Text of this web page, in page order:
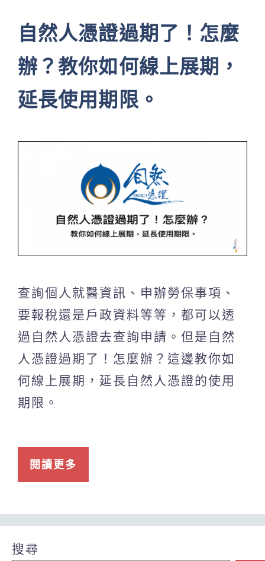
自然人憑證過期了！怎麼
辦？教你如何線上展期，
延長使用期限。
查詢個人就醫資訊、申辦勞保事項、
要報稅還是戶政資料等等，都可以透
過自然人憑證去查詢申請。但是自然
人憑證過期了！怎麼辦？這邊教你如
何線上展期，延長自然人憑證的使用
期限。
閱讀更多
搜尋